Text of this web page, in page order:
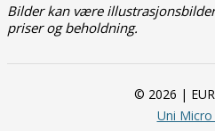
Bilder kan være
priser og beholdning.
© 2026 |
Uni Micro